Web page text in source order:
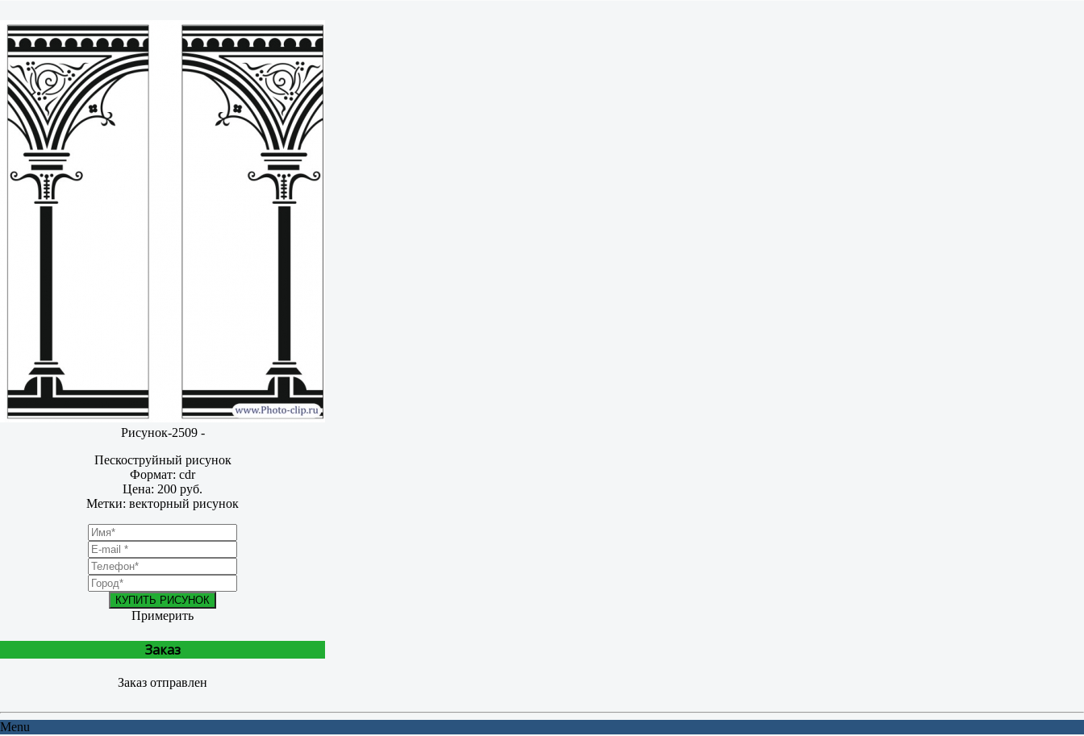
Рисунок-2509 -
Пескоструйный рисунок
Формат: cdr
Цена: 200 руб.
Метки: векторный рисунок
КУПИТЬ РИСУНОК
Примерить
Заказ
Заказ отправлен
Menu